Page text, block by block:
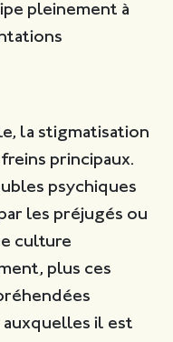
pleinement à
la stigmatisation
principaux.
psychiques
les préjugés ou
culture
plus ces
auxquelles il est